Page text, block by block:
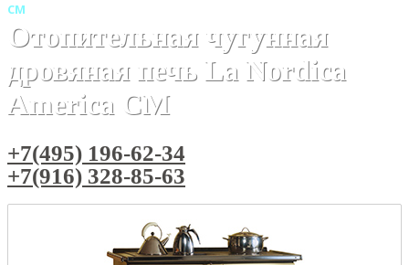
CM
Отопительная чугунная
дровяная печь La Nordica
America CM
+7(495) 196-62-34
+7(916) 328-85-63